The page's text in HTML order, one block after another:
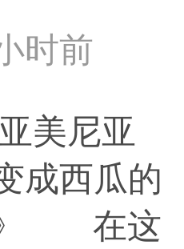
时前
美尼亚
成西瓜的
》 在这